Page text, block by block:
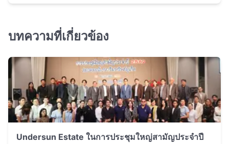
บทความที่เกี่ยวข้อง
Undersun Estate ในการประชุมใหญ่สามัญประจำปี